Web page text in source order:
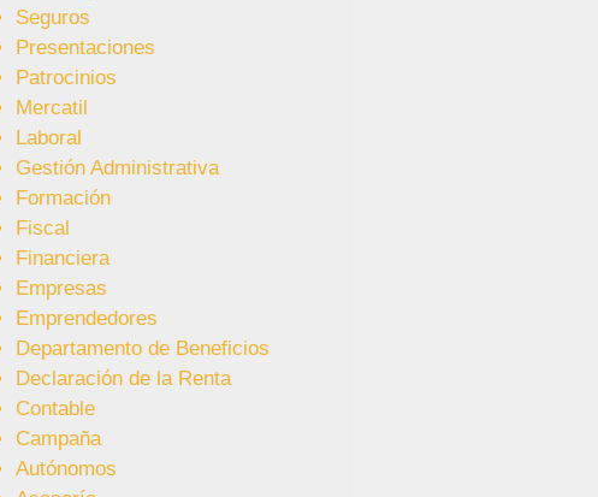
Seguros
Presentaciones
Patrocinios
Mercatil
Laboral
Gestión Administrativa
Formación
Fiscal
Financiera
Empresas
Emprendedores
Departamento de Beneficios
Declaración de la Renta
Contable
Campaña
Autónomos